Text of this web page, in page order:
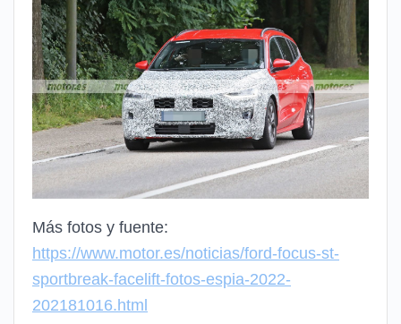
Más fotos y fuente:
https://www.motor.es/noticias/ford-focus-st-
sportbreak-facelift-fotos-espia-2022-
202181016.html